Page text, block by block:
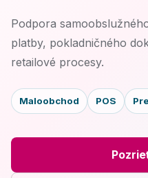
Podpora
platby, pokladničného
retailové procesy.
Maloobchod POS